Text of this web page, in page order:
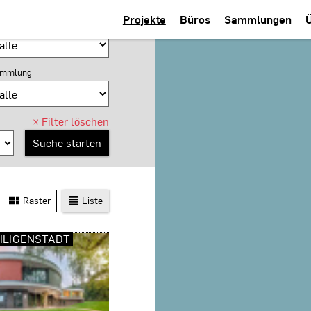
Projekte Büros Sammlungen
× Filter löschen
Raster Liste